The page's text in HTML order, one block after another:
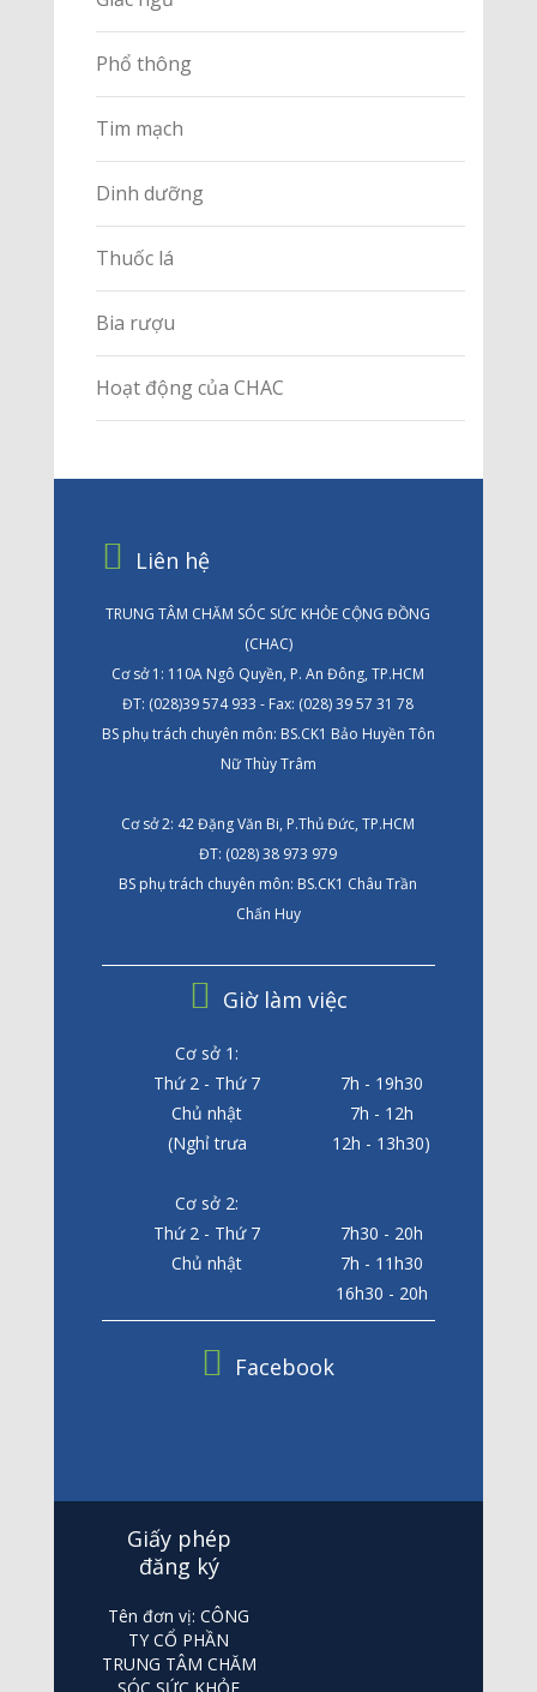
Phổ thông
Tim mạch
Dinh dưỡng
Thuốc lá
Bia rượu
Hoạt động của CHAC
Liên hệ
TRUNG TÂM CHĂM SÓC SỨC KHỎE CỘNG ĐỒNG
(CHAC)
Cơ sở 1: 110A Ngô Quyền, P. An Đông, TP.HCM
ĐT: (028)39 574 933 - Fax: (028) 39 57 31 78
BS phụ trách chuyên môn: BS.CK1 Bảo Huyền Tôn
Nữ Thùy Trâm
Cơ sở 2: 42 Đặng Văn Bi, P.Thủ Đức, TP.HCM
ĐT: (028) 38 973 979
BS phụ trách chuyên môn: BS.CK1 Châu Trần
Chấn Huy
Giờ làm việc
Cơ sở 1:
Thứ 2 - Thứ 7
7h - 19h30
Chủ nhật
7h - 12h
(Nghỉ trưa
12h - 13h30)
Cơ sở 2:
Thứ 2 - Thứ 7
7h30 - 20h
Chủ nhật
7h - 11h30
16h30 - 20h
Facebook
Giấy phép
đăng ký
Tên đơn vị: CÔNG
TY CỔ PHẦN
TRUNG TÂM CHĂM